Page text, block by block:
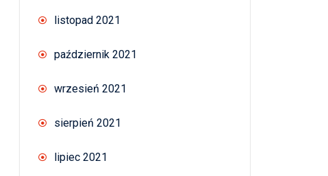
listopad 2021
październik 2021
wrzesień 2021
sierpień 2021
lipiec 2021